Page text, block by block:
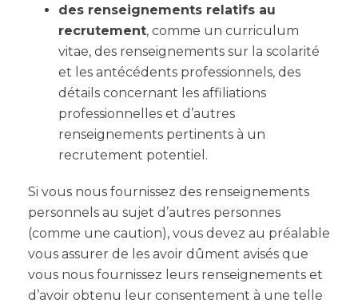
des renseignements relatifs au
recrutement, comme un curriculum
vitae, des renseignements sur la scolarité
et les antécédents professionnels, des
détails concernant les affiliations
professionnelles et d’autres
renseignements pertinents à un
recrutement potentiel.
Si vous nous fournissez des renseignements
personnels au sujet d’autres personnes
(comme une caution), vous devez au préalable
vous assurer de les avoir dûment avisés que
vous nous fournissez leurs renseignements et
d’avoir obtenu leur consentement à une telle